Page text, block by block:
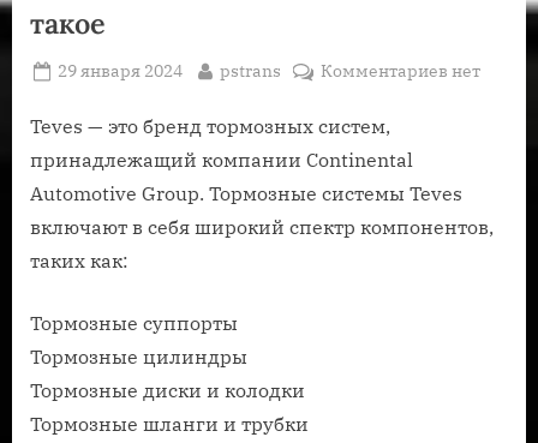
такое
Posted
29 января 2024 By
pstrans Комментариевк
что
это
нет
Teves — это бренд тормозных систем,
принадлежащий компании Continental
Automotive Group. Тормозные системы Teves
включают в себя широкий спектр компонентов,
таких как:
Тормозные суппорты
Тормозные цилиндры
Тормозные диски и колодки
Тормозные шланги и трубки